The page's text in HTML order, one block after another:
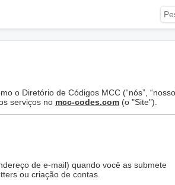
o Diretório de Códigos MCC (“nós”,
serviços no mcc-codes.com (o "Site").
de e-mail) quando você as submete
ou criação de contas.